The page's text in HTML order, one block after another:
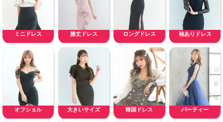
ミニドレス 膝丈ドレス ロングドレス 袖ありドレス
オフショル 大きいサイズ 韓国ドレス パーティー